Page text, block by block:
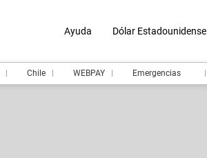
Ayuda Dólar Estadounidense
Chile WEBPAY Emergencias